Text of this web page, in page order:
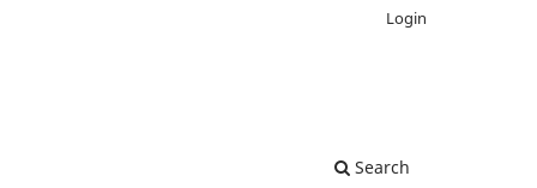
Search
Login